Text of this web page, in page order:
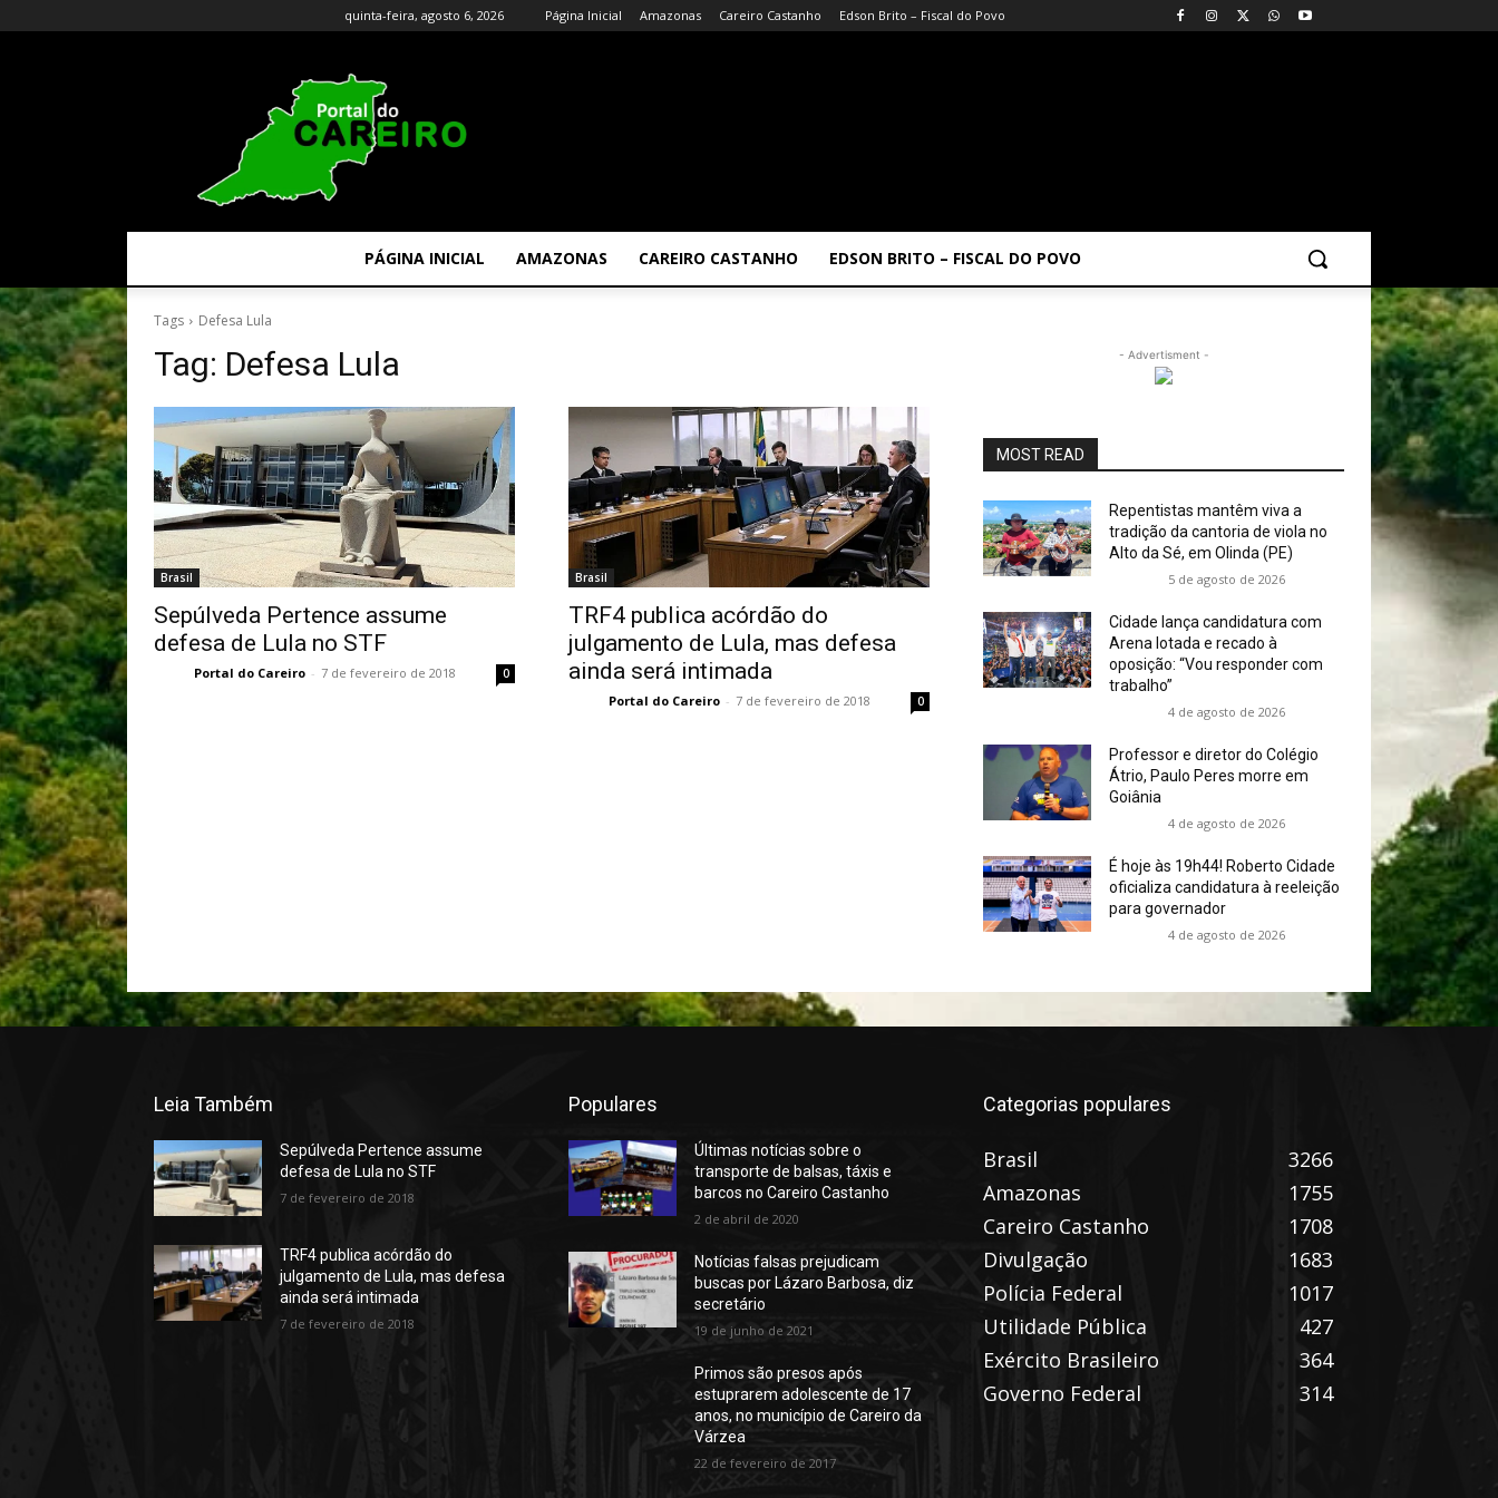
quinta-feira, agosto 6, 2026 Página Inicial Amazonas Careiro Castanho Edson Brito – Fiscal do Povo
PÁGINA INICIAL AMAZONAS CAREIRO CASTANHO EDSON BRITO – FISCAL DO POVO
Tags Defesa Lula
Tag: Defesa Lula
Brasil
Sepúlveda Pertence assume
defesa de Lula no STF
Portal do Careiro - 7 de fevereiro de 2018 0
Brasil
TRF4 publica acórdão do
julgamento de Lula, mas defesa
ainda será intimada
Portal do Careiro - 7 de fevereiro de 2018 0
- Advertisment -
MOST READ
Repentistas mantêm viva a
tradição da cantoria de viola no
Alto da Sé, em Olinda (PE)
5 de agosto de 2026
Cidade lança candidatura com
Arena lotada e recado à
oposição: “Vou responder com
trabalho”
4 de agosto de 2026
Professor e diretor do Colégio
Átrio, Paulo Peres morre em
Goiânia
4 de agosto de 2026
É hoje às 19h44! Roberto Cidade
oficializa candidatura à reeleição
para governador
4 de agosto de 2026
Leia Também
Sepúlveda Pertence assume
defesa de Lula no STF
7 de fevereiro de 2018
TRF4 publica acórdão do
julgamento de Lula, mas defesa
ainda será intimada
7 de fevereiro de 2018
Populares
Últimas notícias sobre o
transporte de balsas, táxis e
barcos no Careiro Castanho
2 de abril de 2020
Notícias falsas prejudicam
buscas por Lázaro Barbosa, diz
secretário
19 de junho de 2021
Primos são presos após
estuprarem adolescente de 17
anos, no município de Careiro da
Várzea
22 de fevereiro de 2017
Categorias populares
Brasil
3266
Amazonas
1755
Careiro Castanho
1708
Divulgação
1683
Polícia Federal
1017
Utilidade Pública
427
Exército Brasileiro
364
Governo Federal
314